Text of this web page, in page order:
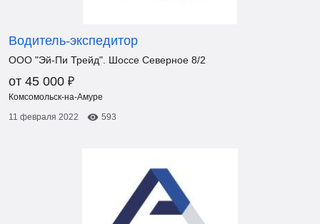
Водитель-экспедитор
ООО "Эй-Пи Трейд". Шоссе Северное 8/2
от 45 000 ₽
Комсомольск-на-Амуре
11 февраля 2022
593